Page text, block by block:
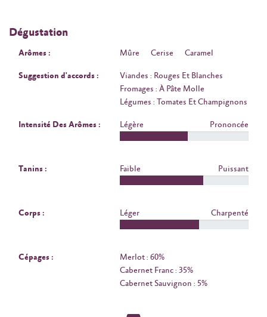
Dégustation
Arômes : Mûre Cerise Caramel
Suggestion d'accords :
Viandes : Rouges Et Blanches
Fromages : À Pâte Molle
Légumes : Tomates Et Champignons
Intensité Des Arômes : Légère Prononcée
Tanins : Faible Puissant
Corps : Léger Charpenté
Cépages :
Merlot : 60%
Cabernet Franc : 35%
Cabernet Sauvignon : 5%